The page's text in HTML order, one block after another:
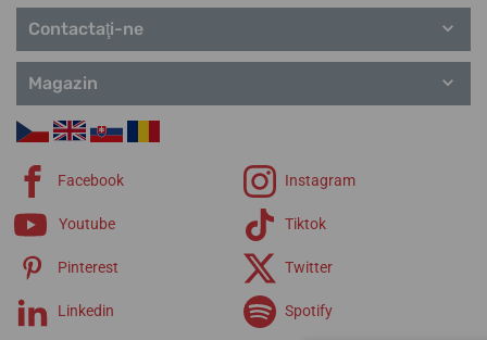
Contactaţi-ne
Magazin
Facebook Instagram
Youtube Tiktok
Pinterest Twitter
Linkedin Spotify